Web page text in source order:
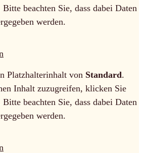
beachten Sie, dass dabei Daten
werden.
Platzhalterinhalt von Standard.
Inhalt zuzugreifen, klicken Sie
beachten Sie, dass dabei Daten
werden.